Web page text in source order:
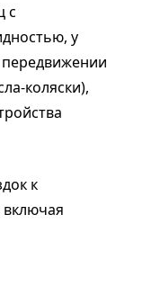
с
у
коляски),
к